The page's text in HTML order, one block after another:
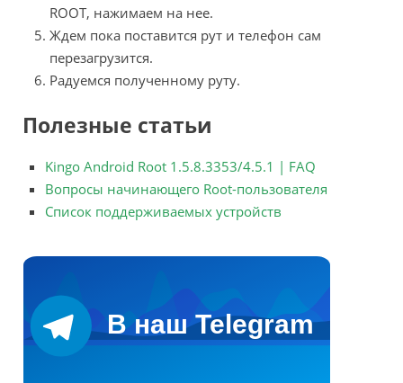
ROOT, нажимаем на нее.
Ждем пока поставится рут и телефон сам
перезагрузится.
Радуемся полученному руту.
Полезные статьи
Kingo Android Root 1.5.8.3353/4.5.1 | FAQ
Вопросы начинающего Root-пользователя
Список поддерживаемых устройств